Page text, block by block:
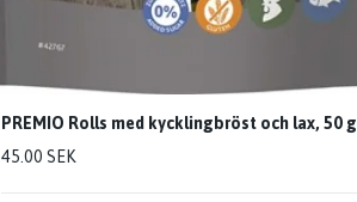
PREMIO Rolls med kycklingbröst och lax, 50 g
45.00 SEK